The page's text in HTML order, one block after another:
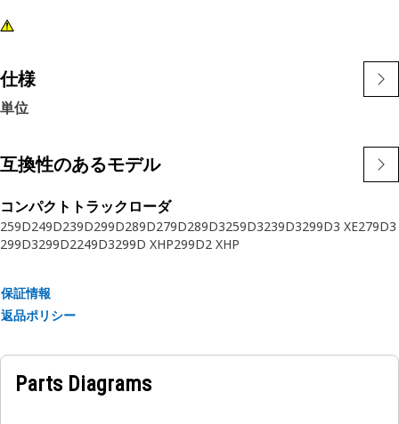
特長:
長さ1056 mm（41.6 in）
• 幅:1104 mm（43.5 in）
• 高さ:63 mm（2.5 in）
用途
詳細については、取扱説明書を参照するか、最寄りのキャタピ
ラディーラーにお問い合わせください。
仕様
単位
互換性のあるモデル
コンパクトトラックローダ
259D249D239D299D289D279D289D3259D3239D3299D3 XE279D3
299D3299D2249D3299D XHP299D2 XHP
保証情報
返品ポリシー
Parts Diagrams